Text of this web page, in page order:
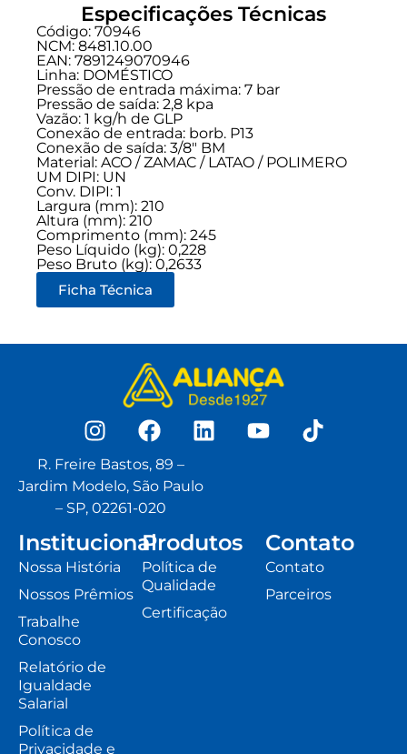
Especificações Técnicas
Código: 70946
NCM: 8481.10.00
EAN: 7891249070946
Linha: DOMÉSTICO
Pressão de entrada máxima: 7 bar
Pressão de saída: 2,8 kpa
Vazão: 1 kg/h de GLP
Conexão de entrada: borb. P13
Conexão de saída: 3/8" BM
Material: ACO / ZAMAC / LATAO / POLIMERO
UM DIPI: UN
Conv. DIPI: 1
Largura (mm): 210
Altura (mm): 210
Comprimento (mm): 245
Peso Líquido (kg): 0,228
Peso Bruto (kg): 0,2633
Ficha Técnica
R. Freire Bastos, 89 –
Jardim Modelo, São Paulo
– SP, 02261-020
Institucional
Nossa História
Nossos Prêmios
Trabalhe
Conosco
Relatório de
Igualdade
Salarial
Política de
Privacidade e
Produtos
Política de
Qualidade
Certificação
Contato
Contato
Parceiros